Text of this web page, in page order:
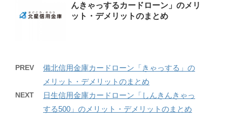
んきゃっするカードローン」のメリ
ット・デメリットのまとめ
PREV
備北信用金庫カードローン「きゃっする」の
メリット・デメリットのまとめ
NEXT
日生信用金庫カードローン「しんきんきゃっ
する500」のメリット・デメリットのまとめ